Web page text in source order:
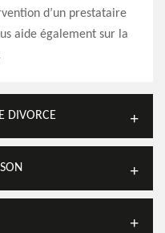
d’un prestataire
aide également sur la
DIVORCE